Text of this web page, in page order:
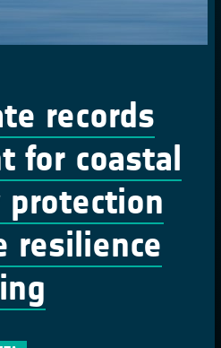
records
for coastal
resilience